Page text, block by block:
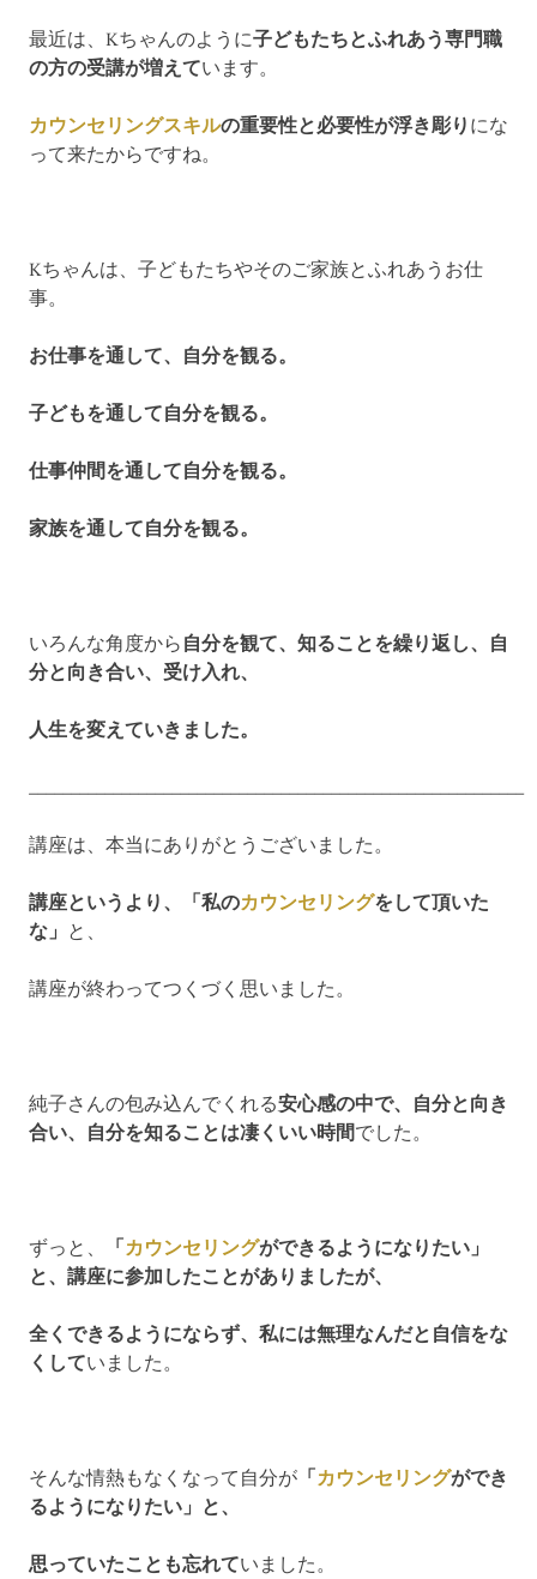
最近は、Kちゃんのように子どもたちとふれあう専門職
の方の受講が増えています。
カウンセリングスキルの重要性と必要性が浮き彫りにな
って来たからですね。
Kちゃんは、子どもたちやそのご家族とふれあうお仕
事。
お仕事を通して、自分を観る。
子どもを通して自分を観る。
仕事仲間を通して自分を観る。
家族を通して自分を観る。
いろんな角度から自分を観て、知ることを繰り返し、自
分と向き合い、受け入れ、
人生を変えていきました。
___________________________________________________________
講座は、本当にありがとうございました。
講座というより、「私のカウンセリングをして頂いた
な」 と、
講座が終わってつくづく思いました。
純子さんの包み込んでくれる安心感の中で、自分と向き
合い、自分を知ることは凄くいい時間でした。
ずっと、 「カウンセリングができるようになりたい」
と、講座に参加したことがありましたが、
全くできるようにならず、私には無理なんだと自信をな
くしていました。
そんな情熱もなくなって自分が「カウンセリングができ
るようになりたい」と、
思っていたことも忘れていました。